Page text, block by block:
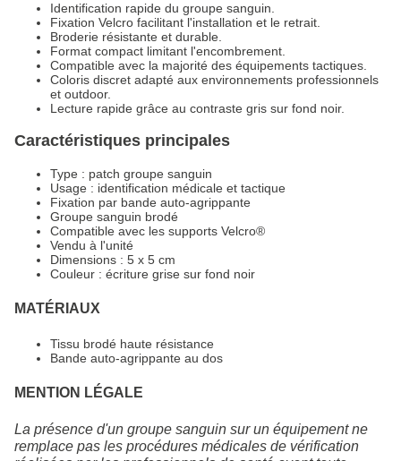
Identification rapide du groupe sanguin.
Fixation Velcro facilitant l'installation et le retrait.
Broderie résistante et durable.
Format compact limitant l'encombrement.
Compatible avec la majorité des équipements tactiques.
Coloris discret adapté aux environnements professionnels
et outdoor.
Lecture rapide grâce au contraste gris sur fond noir.
Caractéristiques principales
Type : patch groupe sanguin
Usage : identification médicale et tactique
Fixation par bande auto-agrippante
Groupe sanguin brodé
Compatible avec les supports Velcro®
Vendu à l'unité
Dimensions : 5 x 5 cm
Couleur : écriture grise sur fond noir
MATÉRIAUX
Tissu brodé haute résistance
Bande auto-agrippante au dos
MENTION LÉGALE
La présence d'un groupe sanguin sur un équipement ne
remplace pas les procédures médicales de vérification